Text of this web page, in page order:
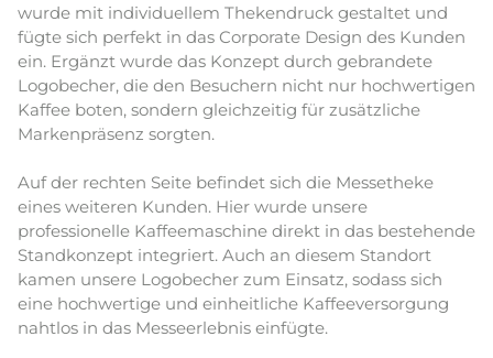
wurde mit individuellem Thekendruck gestaltet und
fügte sich perfekt in das Corporate Design des Kunden
ein. Ergänzt wurde das Konzept durch gebrandete
Logobecher, die den Besuchern nicht nur hochwertigen
Kaffee boten, sondern gleichzeitig für zusätzliche
Markenpräsenz sorgten.
Auf der rechten Seite befindet sich die Messetheke
eines weiteren Kunden. Hier wurde unsere
professionelle Kaffeemaschine direkt in das bestehende
Standkonzept integriert. Auch an diesem Standort
kamen unsere Logobecher zum Einsatz, sodass sich
eine hochwertige und einheitliche Kaffeeversorgung
nahtlos in das Messeerlebnis einfügte.